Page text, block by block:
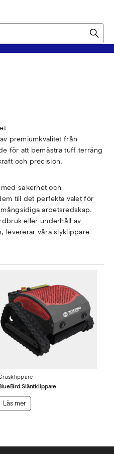
premiumkvalitet från
för att bemästra tuff terräng
och precision.
säkerhet och
till det perfekta valet för
arbetsredskap.
eller underhåll av
levererar våra slyklippare
Släntklippare
Läs mer